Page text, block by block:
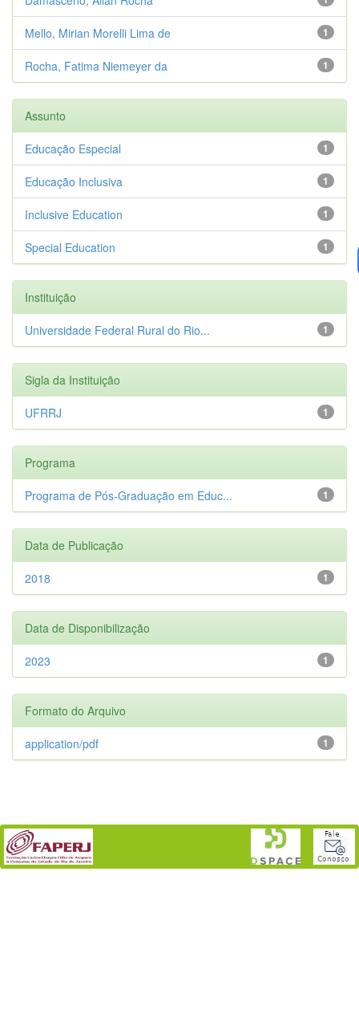
1
Mello, Mirian Morelli Lima de
1
Rocha, Fatima Niemeyer da
Assunto
1
Educação Especial
1
Educação Inclusiva
1
Inclusive Education
1
Special Education
Instituição
1
Universidade Federal Rural do Rio...
Sigla da Instituição
1
UFRRJ
Programa
1
Programa de Pós-Graduação em Educ...
Data de Publicação
1
2018
Data de Disponibilização
1
2023
Formato do Arquivo
1
application/pdf